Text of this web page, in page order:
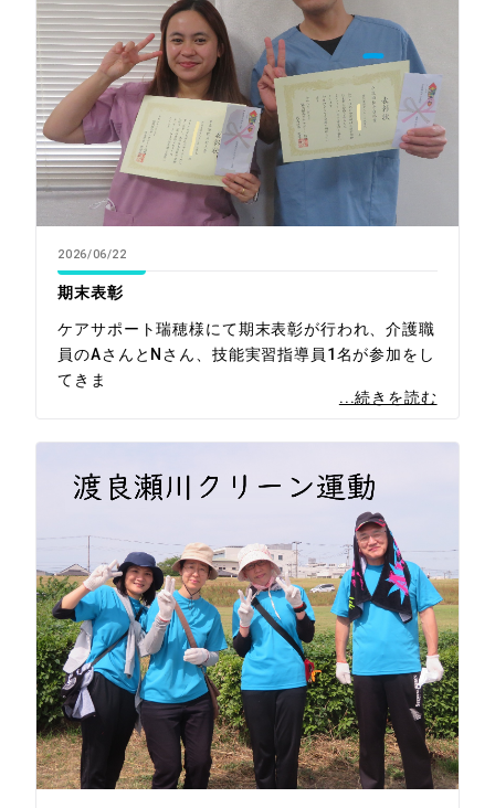
2026/06/22
期末表彰
ケアサポート瑞穂様にて期末表彰が行われ、介護職
員のAさんとNさん、技能実習指導員1名が参加をし
てきま
...続きを読む